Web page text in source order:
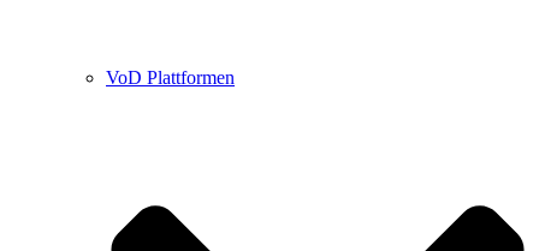
VoD Plattformen